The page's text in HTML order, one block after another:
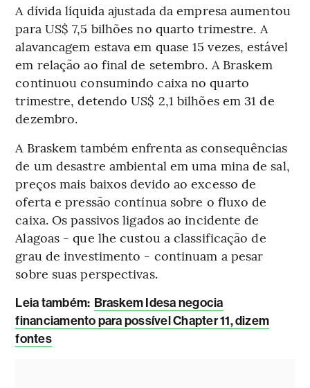
A dívida líquida ajustada da empresa aumentou
para US$ 7,5 bilhões no quarto trimestre. A
alavancagem estava em quase 15 vezes, estável
em relação ao final de setembro. A Braskem
continuou consumindo caixa no quarto
trimestre, detendo US$ 2,1 bilhões em 31 de
dezembro.
A Braskem também enfrenta as consequências
de um desastre ambiental em uma mina de sal,
preços mais baixos devido ao excesso de
oferta e pressão contínua sobre o fluxo de
caixa. Os passivos ligados ao incidente de
Alagoas - que lhe custou a classificação de
grau de investimento - continuam a pesar
sobre suas perspectivas.
Leia também: Braskem Idesa negocia
financiamento para possível Chapter 11, dizem
fontes